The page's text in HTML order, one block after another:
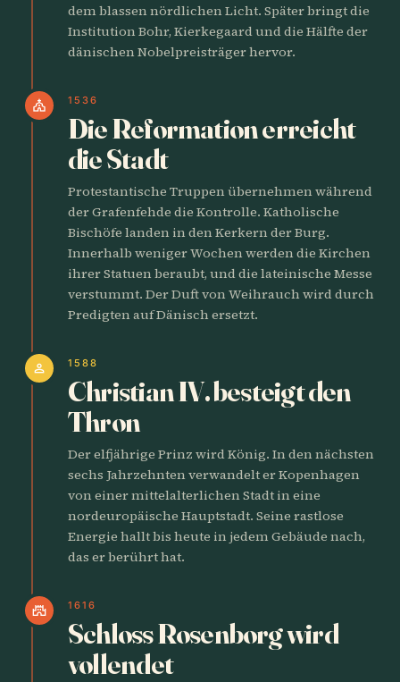
dem blassen nördlichen Licht. Später bringt die
Institution Bohr, Kierkegaard und die Hälfte der
dänischen Nobelpreisträger hervor.
church 1536
Die Reformation erreicht
die Stadt
Protestantische Truppen übernehmen während
der Grafenfehde die Kontrolle. Katholische
Bischöfe landen in den Kerkern der Burg.
Innerhalb weniger Wochen werden die Kirchen
ihrer Statuen beraubt, und die lateinische Messe
verstummt. Der Duft von Weihrauch wird durch
Predigten auf Dänisch ersetzt.
person 1588
Christian IV. besteigt den
Thron
Der elfjährige Prinz wird König. In den nächsten
sechs Jahrzehnten verwandelt er Kopenhagen
von einer mittelalterlichen Stadt in eine
nordeuropäische Hauptstadt. Seine rastlose
Energie hallt bis heute in jedem Gebäude nach,
das er berührt hat.
castle 1616
Schloss Rosenborg wird
vollendet